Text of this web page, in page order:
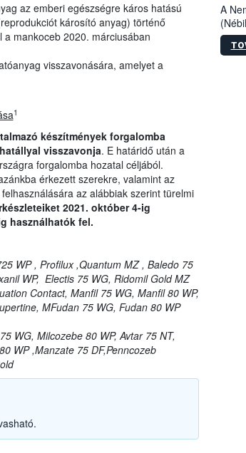
az emberi egészségre káros hatású
károsító anyag) történő
mankoceb 2020. márciusában
visszavonására, amelyet a
1
készítmények forgalomba
visszavonja. E határidő után a
forgalomba hozatal céljából.
érkezett szerekre, valamint az
az alábbiak szerint türelmi
2021. október 4-ig
használhatók fel.
WP , Profilux ,Quantum MZ , Baledo 75
WP, Electis 75 WG, Ridomil Gold MZ
Contact, Manfil 75 WG, Manfil 80 WP,
MFudan 75 WG, Fudan 80 WP
WG, Milcozebe 80 WP, Avtar 75 NT,
WP ,Manzate 75 DF,Penncozeb
A